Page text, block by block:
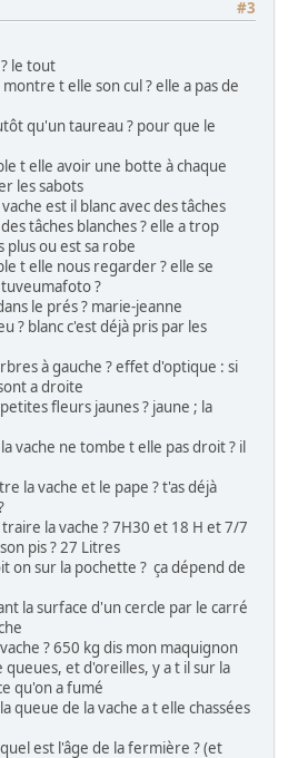
#3
le tout
t elle son cul ? elle a pas de
qu'un taureau ? pour que le
t elle avoir une botte à chaque
les sabots
est il blanc avec des tâches
tâches blanches ? elle a trop
plus ou est sa robe
t elle nous regarder ? elle se
?
le prés ? marie-jeanne
? blanc c'est déjà pris par les
à gauche ? effet d'optique : si
a droite
fleurs jaunes ? jaune ; la
vache ne tombe t elle pas droit ? il
la vache et le pape ? t'as déjà
la vache ? 7H30 et 18 H et 7/7
pis ? 27 Litres
on sur la pochette ? ça dépend de
la surface d'un cercle par le carré
? 650 kg dis mon maquignon
et d'oreilles, y a t il sur la
qu'on a fumé
queue de la vache a t elle chassées
est l'âge de la fermière ? (et